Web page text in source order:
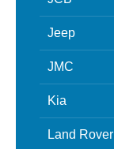
Jeep
JMC
Kia
Land Rover